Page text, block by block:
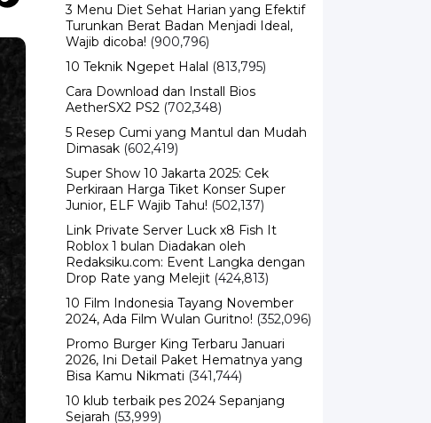
Wajib dicoba! (900,796)
10 Teknik Ngepet Halal
Cara Download dan Install Bios
5 Resep Cumi yang Mantul dan Mudah
Super Show 10 Jakarta 2025: Cek
Junior, ELF Wajib Tahu! (502,137)
Link Private Server Luck x8 Fish It
Redaksiku.com: Event Langka dengan
Drop Rate yang Melejit (424,813)
10 Film Indonesia Tayang November
Promo Burger King Terbaru Januari
Bisa Kamu Nikmati
(341,744)
10 klub terbaik pes 2024 Sepanjang